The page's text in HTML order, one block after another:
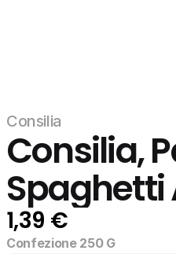
Consilia
Consilia,
Spaghetti
1,39 €
Confezione 250 G